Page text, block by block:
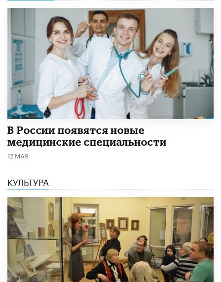
В России появятся новые
медицинские специальности
12 МАЯ
КУЛЬТУРА